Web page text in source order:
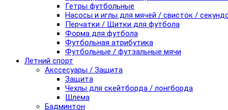
Гетры футбольные
Насосы и иглы для мячей / свисток /
Перчатки / Щитки для футбола
Форма для футбола
Футбольная атрибутика
Футбольные / футзальные мячи
Летний спорт
Акссесуары / Защита
Защита
Чехлы для скейтборда / лонгборда
Шлема
Бадминтон